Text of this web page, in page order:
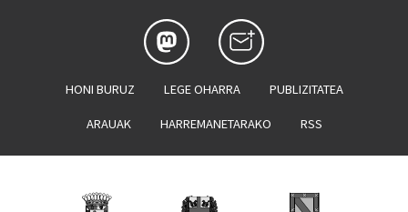
HONI BURUZ LEGE OHARRA PUBLIZITATEA
ARAUAK HARREMANETARAKO RSS